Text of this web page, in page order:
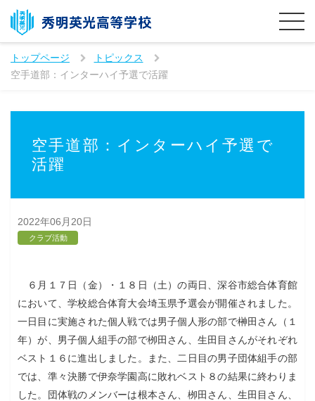
トップページ
トピックス
空手道部：インターハイ予選で活躍
空手道部：インターハイ予選で
活躍
2022年06月20日
クラブ活動
６月１７日（金）・１８日（土）の両日、深谷市総合体育館
において、学校総合体育大会埼玉県予選会が開催されました。
一日目に実施された個人戦では男子個人形の部で榊田さん（１
年）が、男子個人組手の部で栁田さん、生田目さんがそれぞれ
ベスト １６に進出しました。また、二日目の男子団体組手の部
では、準々決勝で伊奈学園高に敗れベスト８の結果に終わりま
した。団体戦のメンバーは根本さん、栁田さん、生田目さん、